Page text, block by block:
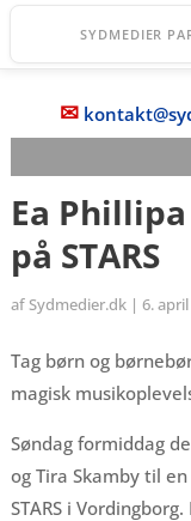
SYDMEDIER
✉
Ea
på STARS
af Sydmedier.dk| 6.
Tag børn og
magisk
Søndag formiddag
og Tira Skamby til
STARS i